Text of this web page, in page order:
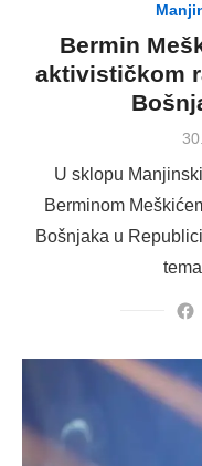
Bermin
aktivističkom
U sklopu
Berminom
Bošnjaka u